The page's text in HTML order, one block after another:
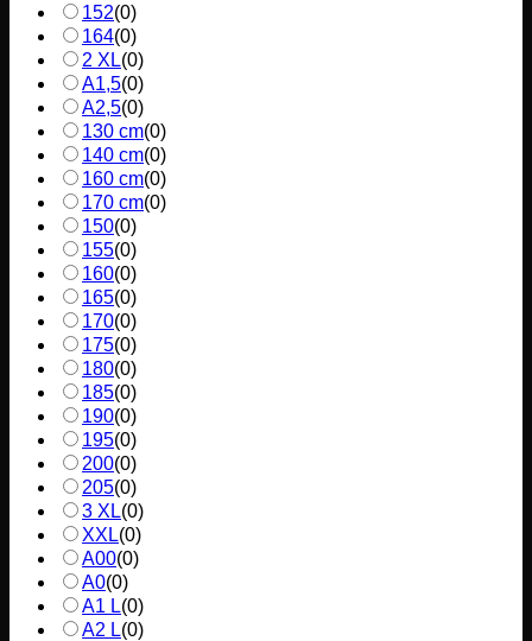
152(0)
164(0)
2 XL(0)
A1,5(0)
A2,5(0)
130 cm(0)
140 cm(0)
160 cm(0)
170 cm(0)
150(0)
155(0)
160(0)
165(0)
170(0)
175(0)
180(0)
185(0)
190(0)
195(0)
200(0)
205(0)
3 XL(0)
XXL(0)
A00(0)
A0(0)
A1 L(0)
A2 L(0)